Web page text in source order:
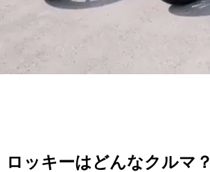
ロッキーはどんなクルマ？